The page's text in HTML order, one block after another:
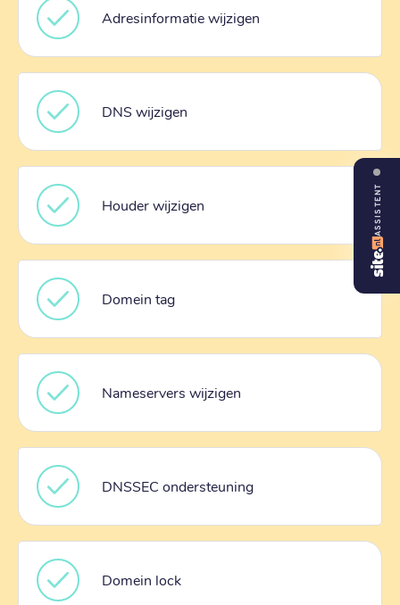
Adresinformatie wijzigen
DNS wijzigen
Houder wijzigen
Domein tag
Nameservers wijzigen
DNSSEC ondersteuning
Domein lock
ASSISTENT